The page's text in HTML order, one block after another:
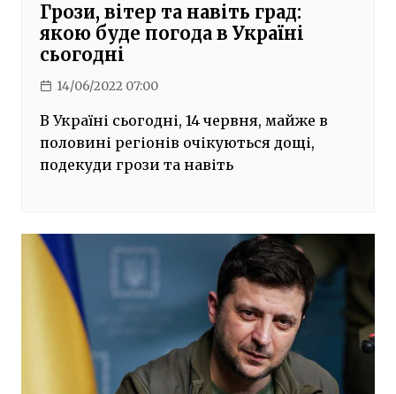
Грози, вітер та навіть град:
якою буде погода в Україні
сьогодні
14/06/2022 07:00
В Україні сьогодні, 14 червня, майже в
половині регіонів очікуються дощі,
подекуди грози та навіть